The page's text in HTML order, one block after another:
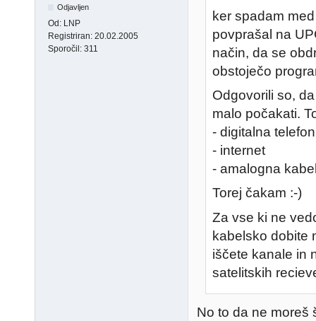
Odjavljen
Od: LNP
Registriran: 20.02.2005
Sporočil: 311
ker spadam
povprašal na
način, da se
obstoječo
Odgovorili so,
malo počakati.
- digitalna
- internet
- amalogna
Torej čakam :-)
Za vse ki ne
kabelsko dobite
iščete kanale in
satelitskih
No to da ne moreš